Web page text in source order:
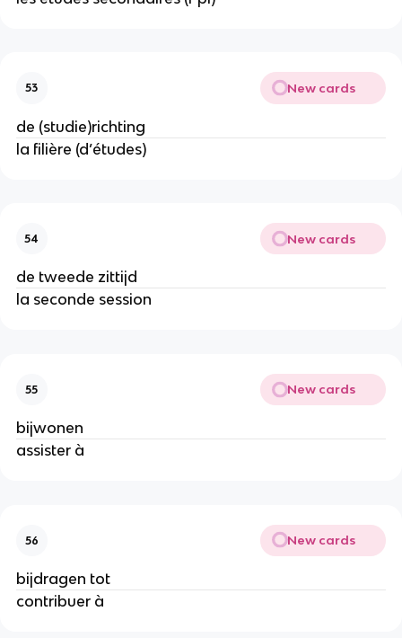
53 New cards
de (studie)richting
la filière (d’études)
54 New cards
de tweede zittijd
la seconde session
55 New cards
bijwonen
assister à
56 New cards
bijdragen tot
contribuer à